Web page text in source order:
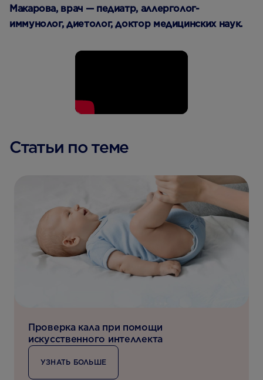
Макарова, врач — педиатр, аллерголог-
иммунолог, диетолог, доктор медицинских наук.
Статьи по теме
Проверка кала при помощи
искусственного интеллекта
УЗНАТЬ БОЛЬШЕ